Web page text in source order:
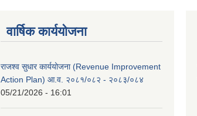
वार्षिक कार्ययोजना
राजश्व सुधार कार्ययोजना (Revenue Improvement
Action Plan) आ.व. २०८१/०८२ - २०८३/०८४
05/21/2026 - 16:01